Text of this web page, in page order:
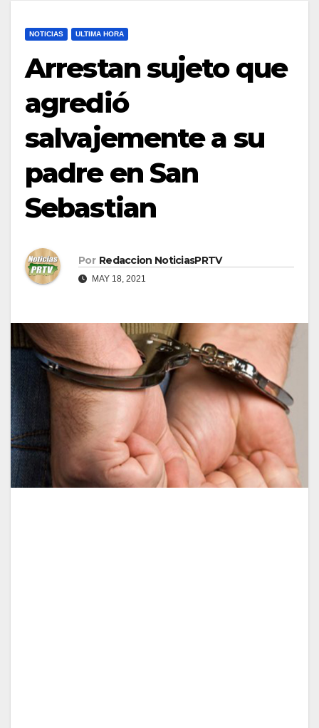
NOTICIAS ULTIMA HORA
Arrestan sujeto que
agredió
salvajemente a su
padre en San
Sebastian
Por Redaccion NoticiasPRTV
MAY 18, 2021